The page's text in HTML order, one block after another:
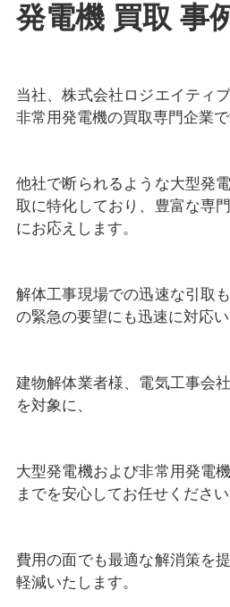
発電機 買取 事
当社、株式会社ロジエイティ
非常用発電機の買取専門企業で
他社で断られるような大型発
取に特化しており、豊富な専
にお応えします。
解体工事現場での迅速な引取
の緊急の要望にも迅速に対応い
建物解体業者様、電気工事会
を対象に、
大型発電機および非常用発電
までを安心してお任せください
費用の面でも最適な解消策を
軽減いたします。